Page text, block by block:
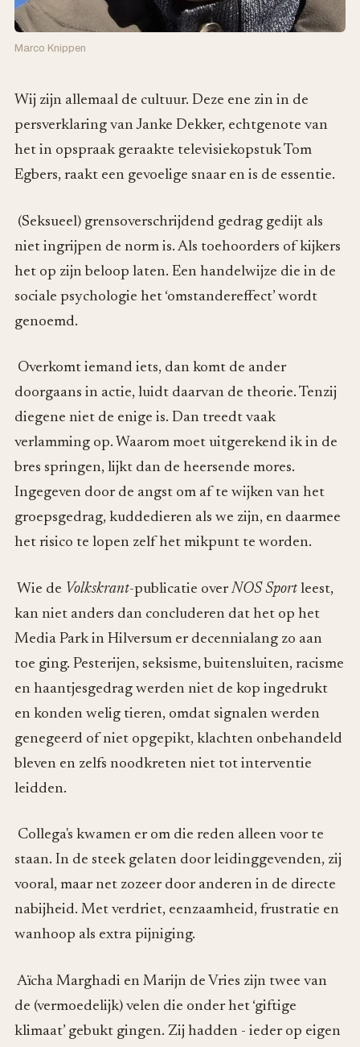
Marco Knippen
Wij zijn allemaal de cultuur. Deze ene zin in de
persverklaring van Janke Dekker, echtgenote van
het in opspraak geraakte televisiekopstuk Tom
Egbers, raakt een gevoelige snaar en is de essentie.
(Seksueel) grensoverschrijdend gedrag gedijt als
niet ingrijpen de norm is. Als toehoorders of kijkers
het op zijn beloop laten. Een handelwijze die in de
sociale psychologie het ‘omstandereffect’ wordt
genoemd.
Overkomt iemand iets, dan komt de ander
doorgaans in actie, luidt daarvan de theorie. Tenzij
diegene niet de enige is. Dan treedt vaak
verlamming op. Waarom moet uitgerekend ik in de
bres springen, lijkt dan de heersende mores.
Ingegeven door de angst om af te wijken van het
groepsgedrag, kuddedieren als we zijn, en daarmee
het risico te lopen zelf het mikpunt te worden.
Wie de Volkskrant-publicatie overNOS Sport leest,
kan niet anders dan concluderen dat het op het
Media Park in Hilversum er decennialang zo aan
toe ging. Pesterijen, seksisme, buitensluiten, racisme
en haantjesgedrag werden niet de kop ingedrukt
en konden welig tieren, omdat signalen werden
genegeerd of niet opgepikt, klachten onbehandeld
bleven en zelfs noodkreten niet tot interventie
leidden.
Collega's kwamen er om die reden alleen voor te
staan. In de steek gelaten door leidinggevenden, zij
vooral, maar net zozeer door anderen in de directe
nabijheid. Met verdriet, eenzaamheid, frustratie en
wanhoop als extra pijniging.
Aïcha Marghadi en Marijn de Vries zijn twee van
de (vermoedelijk) velen die onder het ‘giftige
klimaat’ gebukt gingen. Zij hadden - ieder op eigen